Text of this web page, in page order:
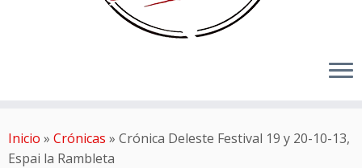
Inicio » Crónicas » Crónica Deleste Festival 19 y 20-10-13,
Espai la Rambleta